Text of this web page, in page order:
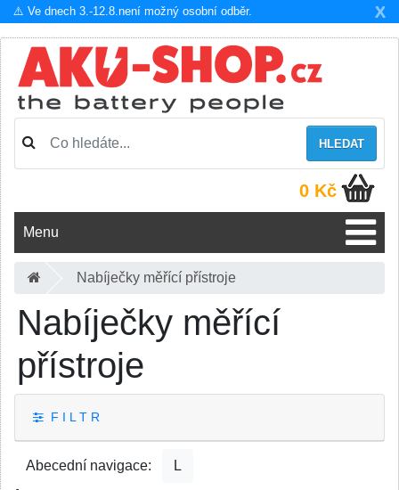
X
⚠️ Ve dnech 3.-12.8.není možný osobní odběr.
HLEDAT
0 Kč
Menu
Nabíječky měřící přístroje
Nabíječky měřící
přístroje
F I L T R
Abecední navigace: L